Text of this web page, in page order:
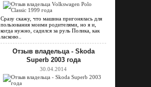
Сразу скажу, что машина пригонялась для
пользования моими родителями, но я и,
когда нужно, садился за руль Полика, как
ласково..
Отзыв владельца - Skoda
Superb 2003 года
30.04.2014